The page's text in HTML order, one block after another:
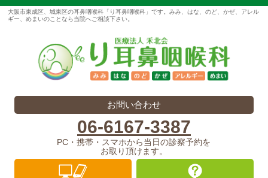
大阪市東成区、城東区の耳鼻咽喉科「り耳鼻咽喉科」です。みみ、はな、のど、かぜ、アレル
ギー、めまいのことなら当院へご相談下さい。
お問い合わせ
06-6167-3387
PC・携帯・スマホから当日の診察予約を
お取り頂けます。